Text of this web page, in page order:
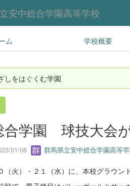
安中総合学園高等学校
ム 学校概要
しをはぐくむ学園
合学園 球技大会
01/06 群馬県立安中総合学園高等
火）・２１（水）に、本校グラウン